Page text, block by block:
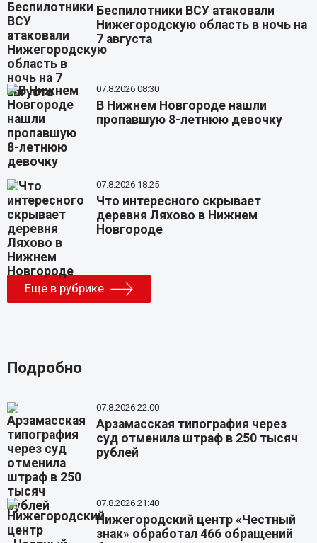
Беспилотники ВСУ атаковали
Нижегородскую область в ночь на
7 августа
07.8.2026 08:30
В Нижнем Новгороде нашли
пропавшую 8-летнюю девочку
07.8.2026 18:25
Что интересного скрывает
деревня Ляхово в Нижнем
Новгороде
Еще в рубрике
Подробно
07.8.2026 22:00
Арзамасская типография через
суд отменила штраф в 250 тысяч
рублей
07.8.2026 21:40
Нижегородский центр «Честный
знак» обработал 466 обращений